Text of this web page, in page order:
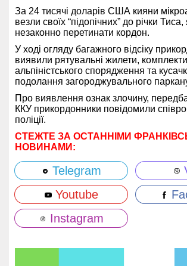
За 24 тисячі доларів США кияни
везли своїх “підопічних” до річки
незаконно перетинати кордон.
У ході огляду багажного відсіку
виявили рятувальні жилети, комплекти
альпіністського спорядження та
подолання загороджувального
Про виявлення ознак злочину,
ККУ прикордонники повідомили
поліції.
СТЕЖТЕ ЗА ОСТАННІМИ
НОВИНАМИ:
Telegram
Youtube
Instagram